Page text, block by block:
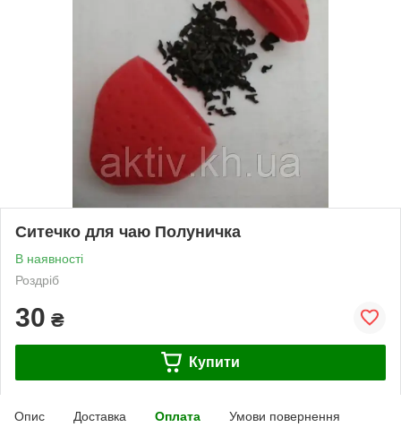
Ситечко для чаю Полуничка
В наявності
Роздріб
30 ₴
Купити
Опис Доставка Оплата Умови повернення